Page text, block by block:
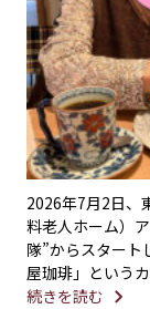
2026年7月2日、
料老人ホーム）
隊”からスタート
屋珈琲」という
続きを読む